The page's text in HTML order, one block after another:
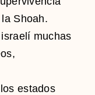
Shoah.
muchas
estados